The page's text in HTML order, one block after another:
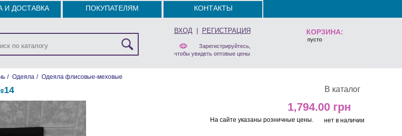
КОРЗИНА:
пусто
И ДОСТАВКА ПОКУПАТЕЛЯМ КОНТАКТЫ
ВХОД| РЕГИСТРАЦИЯ
Зарегистрируйтесь,
чтобы увидеть оптовые цены
/ Одеяла / Одеяла флисовые-меховые
В каталог
1,794.00
нет в наличии
На сайте указаны розничные цены.